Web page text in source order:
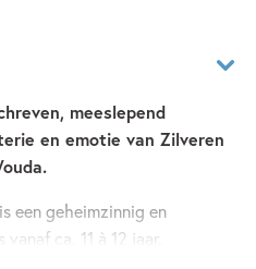
meeslepend
en emotie van Zilveren
een geheimzinnig en
ca. 11 à 12 jaar.